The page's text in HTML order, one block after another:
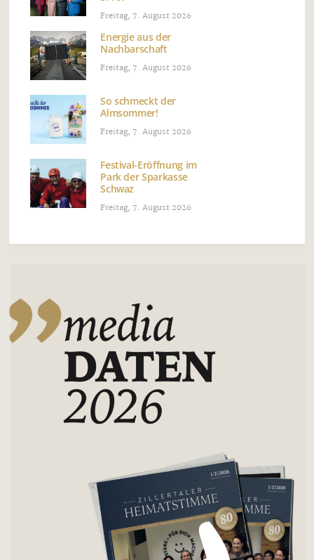
Freitag, 7. August 2026
Energie aus der
Nachbarschaft
Freitag, 7. August 2026
So schmeckt der
Almsommer!
Freitag, 7. August 2026
Festival-Eröffnung im
Park der Sparkasse
Schwaz
Freitag, 7. August 2026